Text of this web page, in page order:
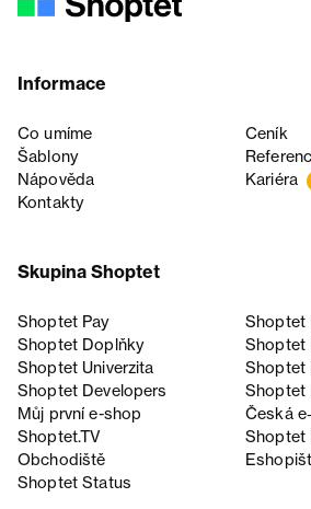
Informace
Co umíme
Ceník
Šablony
Nápověda
Kariéra
Kontakty
Skupina Shoptet
Shoptet Pay
Shoptet
Shoptet Doplňky
Shoptet
Shoptet Univerzita
Shoptet
Shoptet Developers
Shoptet
Můj první e-shop
Česká
Shoptet.TV
Shoptet
Obchodiště
Shoptet Status